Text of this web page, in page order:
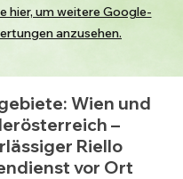
hier, um weitere Google-
anzusehen.
Wien und
–
Riello
vor Ort